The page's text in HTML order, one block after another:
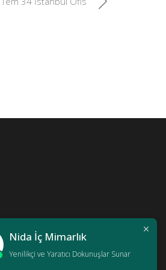
Nida İç Mimarlık
Yenilikçi ve Yaratıcı Dokunuşlar Sunar